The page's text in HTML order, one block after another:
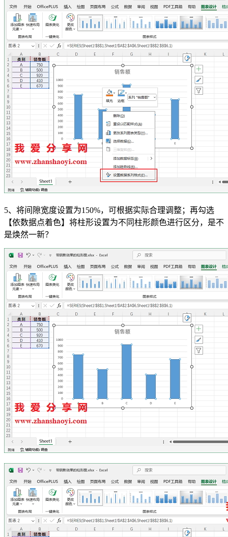
5、将间隙宽度设置为150%，可根据实际合理调整；再勾选
【依数据点着色】将柱形设置为不同柱形颜色进行区分，是不
是焕然一新？